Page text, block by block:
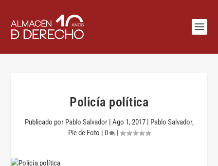
Policía política
Publicado por Pablo Salvador| Ago 1, 2017| Pablo Salvador,
Pie de Foto | 0 |